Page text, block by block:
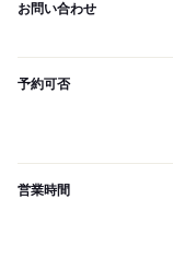
お問い合わせ
予約可否
営業時間